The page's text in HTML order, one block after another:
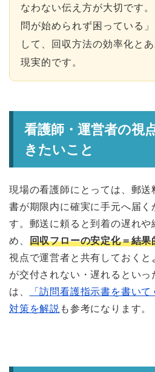
なわない伝え方が大切です
問が始められず困っている
して、回収方法の効率化と
現実的です。
看護師・運営者の視
きたいこと
現場の看護師にとっては、郵
書が期限内に確実に手元へ届
す。郵送に頼ると到着の遅れや
め、 回収フローの安定化＝結
視点で運営者と共有しておく
が交付されない・遅れるとい
は、
「訪問看護指示書を書い
対策を解説 も参考になります。